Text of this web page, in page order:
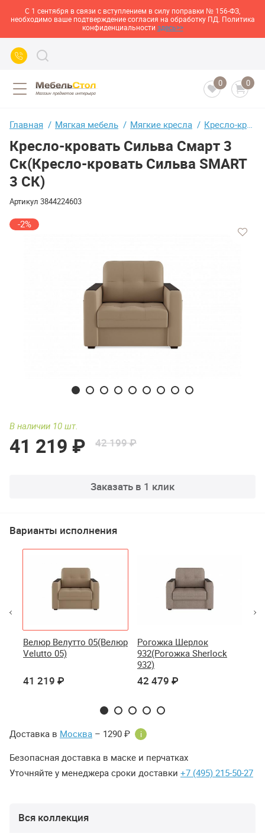
С 1 сентября в связи с вступлением в силу поправки № 156-ФЗ,
необходимо ваше подтверждение согласия на обработку ПД. Политика
конфиденциальности здесь>>
0 0
Главная Мягкая мебель Мягкие кресла Кресло-кровать Сильва Смарт 3 Ск(Кресло-кровать Сильва SMART 3 СК)
Кресло-кровать Сильва Смарт 3
Ск(Кресло-кровать Сильва SMART
3 СК)
Артикул 3844224603
-2%
В наличии 10 шт.
41 219 ₽ 42 199 ₽
Заказать в 1 клик
Варианты исполнения
Велюр Велутто 05(Велюр
Velutto 05)
41 219 ₽
Рогожка Шерлок
932(Рогожка Sherlock
932)
42 479 ₽
Доставка в Москва – 1290 ₽ i
Безопасная доставка в маске и перчатках
Уточняйте у менеджера сроки доставки +7 (495) 215-50-27
Вся коллекция